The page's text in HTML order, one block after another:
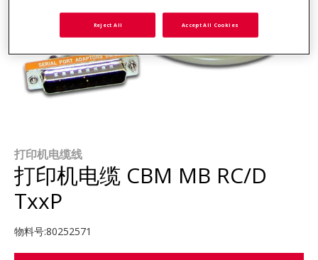
打印机电缆线
打印机电缆 CBM MB RC/D
TxxP
物料号:80252571
Reject All Accept All Cookies